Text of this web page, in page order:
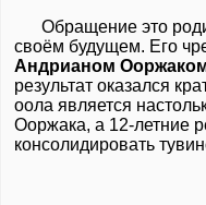
Обращение это
своём будущем. Его
Андрианом
результат оказался
оола является
Ооржака, а 12-летние
консолидировать